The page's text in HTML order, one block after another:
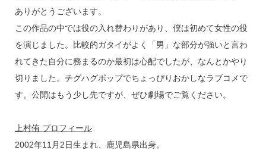
ありがとうございます。
この作品の中では役の入れ替わりがあり、僕は初めて女性の役
を演じました。比較的ガタイがよく「男」な部分が強いと言わ
れてきた自分に務まるのか最初は心配でしたが、なんとかやり
切りました。チグハグポップでちょっぴりおかしなラブコメで
す。公開はもう少し先ですが、ぜひ劇場でご覧ください。
上村侑 プロフィール
2002年11月2日生まれ、鹿児島県出身。